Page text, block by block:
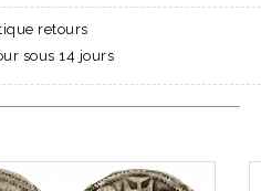
retours
sous 14 jours